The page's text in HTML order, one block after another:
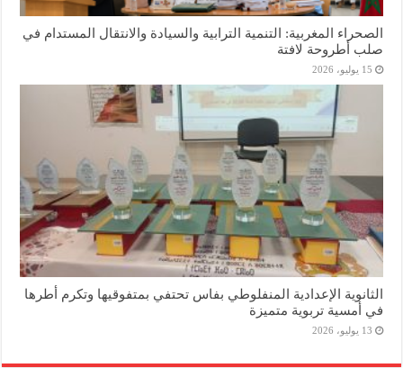
الصحراء المغربية: التنمية الترابية والسيادة والانتقال المستدام في
صلب أطروحة لافتة
15 يوليو، 2026
الثانوية الإعدادية المنفلوطي بفاس تحتفي بمتفوقيها وتكرم أطرها
في أمسية تربوية متميزة
13 يوليو، 2026